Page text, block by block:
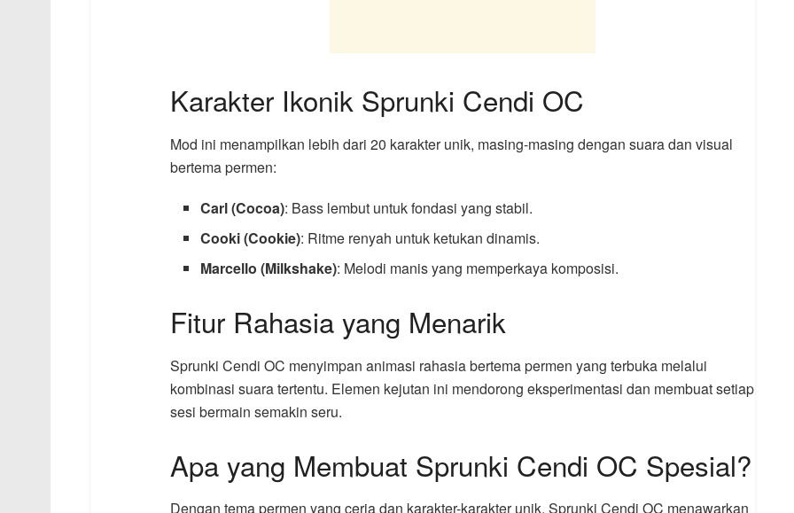
Karakter Ikonik Sprunki Cendi OC
Mod ini menampilkan lebih dari 20 karakter unik, masing-masing dengan suara dan visual
bertema permen:
Carl (Cocoa): Bass lembut untuk fondasi yang stabil.
Cooki (Cookie): Ritme renyah untuk ketukan dinamis.
Marcello (Milkshake): Melodi manis yang memperkaya komposisi.
Fitur Rahasia yang Menarik
Sprunki Cendi OC menyimpan animasi rahasia bertema permen yang terbuka melalui
kombinasi suara tertentu. Elemen kejutan ini mendorong eksperimentasi dan membuat setiap
sesi bermain semakin seru.
Apa yang Membuat Sprunki Cendi OC Spesial?
Dengan tema permen yang ceria dan karakter-karakter unik, Sprunki Cendi OC menawarkan